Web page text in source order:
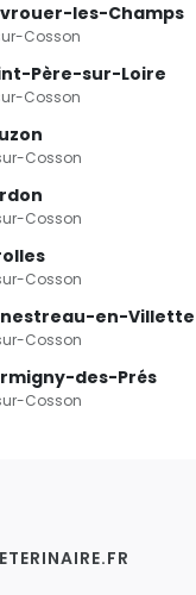
les-Champs
Cosson
Père-sur-Loire
Cosson
Cosson
Cosson
Cosson
en-Villette
Cosson
des-Prés
Cosson